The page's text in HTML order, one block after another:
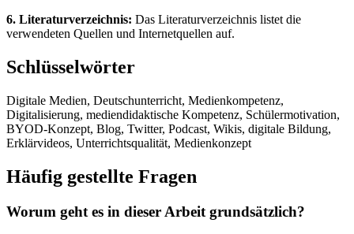
6. Literaturverzeichnis: Das Literaturverzeichnis listet die
verwendeten Quellen und Internetquellen auf.
Schlüsselwörter
Digitale Medien, Deutschunterricht, Medienkompetenz,
Digitalisierung, mediendidaktische Kompetenz, Schülermotivation,
BYOD-Konzept, Blog, Twitter, Podcast, Wikis, digitale Bildung,
Erklärvideos, Unterrichtsqualität, Medienkonzept
Häufig gestellte Fragen
Worum geht es in dieser Arbeit grundsätzlich?